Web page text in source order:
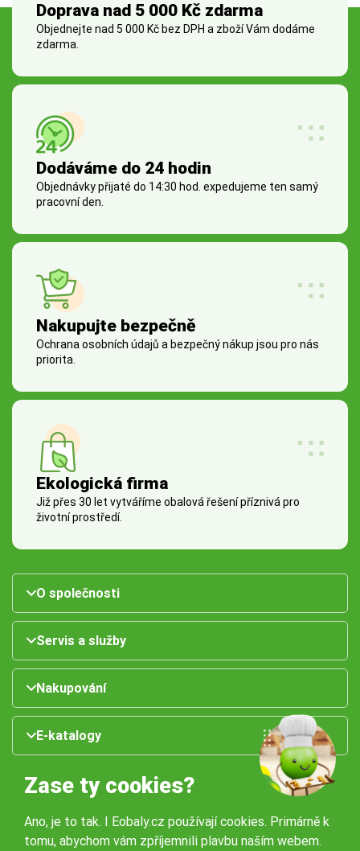
Doprava nad 5 000 Kč zdarma
Objednejte nad 5 000 Kč bez DPH a zboží Vám dodáme
zdarma.
Dodáváme do 24 hodin
Objednávky přijaté do 14:30 hod. expedujeme ten samý
pracovní den.
Nakupujte bezpečně
Ochrana osobních údajů a bezpečný nákup jsou pro nás
priorita.
Ekologická firma
Již přes 30 let vytváříme obalová řešení příznivá pro
životní prostředí.
O společnosti
Servis a služby
Nakupování
E-katalogy
Zase ty cookies?
Ano, je to tak. I Eobaly.cz používají cookies. Primárně k
tomu, abychom vám zpříjemnili plavbu naším webem.